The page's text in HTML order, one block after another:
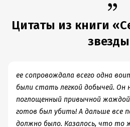
В одном случае проблемы были
детства: ребенок, брошенный
невидимкой в семье отца. На её
Синдром самозванки мешал ей
мнения. Ей предстоит немало
окончательно излечиться. Но на
солдат, наемников, инженеров,
чувствам и человеческим
Очень здорово. Рекомендую.
Цитаты из книги
ее сопровождала всего одна
были стать легкой добычей. Он
поглощенный привычной
готов был убить! А дальше все
должно было. Казалось, что то